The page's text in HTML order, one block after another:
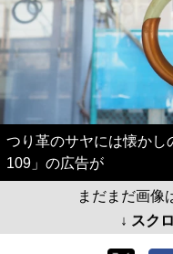
つり革のサヤには懐かし
109」の広告が
まだまだ画像
↓ スク